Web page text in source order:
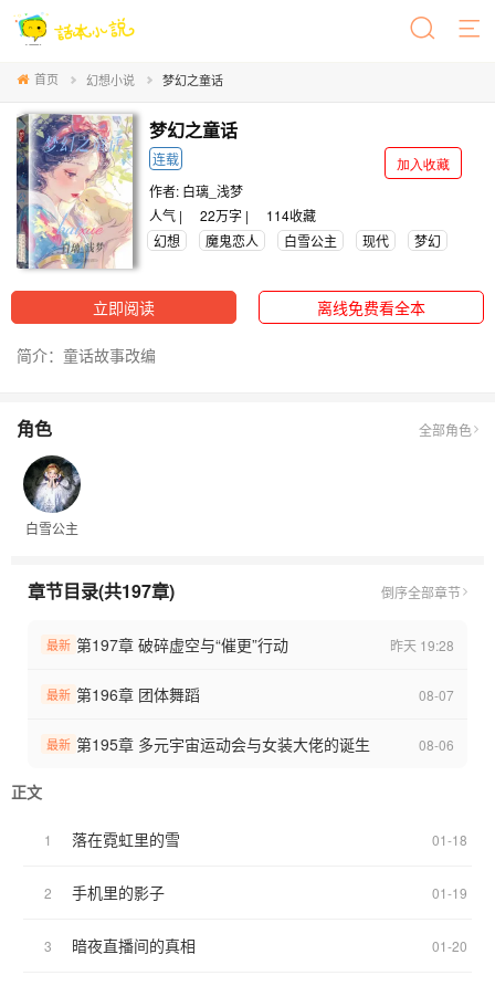
首页 幻想小说 梦幻之童话
梦幻之童话
连载
加入收藏
作者: 白璃_浅梦
人气 |
22万字 | 114收藏
幻想
魔鬼恋人 白雪公主 现代 梦幻
立即阅读 离线免费看全本
简介：童话故事改编
角色 全部角色
白雪公主
章节目录(共197章) 倒序全部章节
最新 第197章 破碎虚空与“催更”行动 昨天 19:28
最新 第196章 团体舞蹈 08-07
最新 第195章 多元宇宙运动会与女装大佬的诞生 08-06
正文
1 落在霓虹里的雪 01-18
2 手机里的影子 01-19
3 暗夜直播间的真相 01-20